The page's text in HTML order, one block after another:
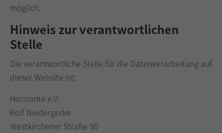
möglich.
Hinweis zur verantwortlichen
Stelle
Die verantwortliche Stelle für die Datenverarbeitung auf
dieser Website ist:
Horizonte e.V.
Rolf Niedergerke
Westkirchener Straße 90